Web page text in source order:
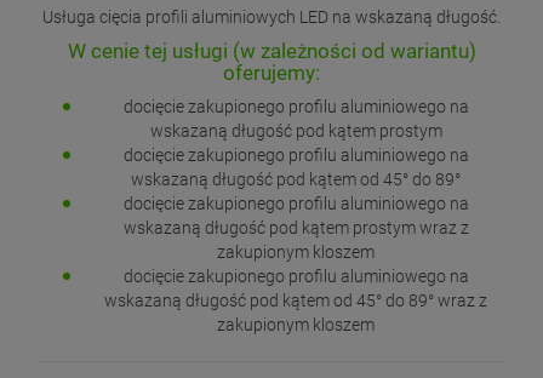
Usługa cięcia profili aluminiowych LED na wskazaną długość.
W cenie tej usługi (w zależności od wariantu)
oferujemy:
docięcie zakupionego profilu aluminiowego na
wskazaną długość pod kątem prostym
docięcie zakupionego profilu aluminiowego na
wskazaną długość pod kątem od 45° do 89°
docięcie zakupionego profilu aluminiowego na
wskazaną długość pod kątem prostym wraz z
zakupionym kloszem
docięcie zakupionego profilu aluminiowego na
wskazaną długość pod kątem od 45° do 89° wraz z
zakupionym kloszem